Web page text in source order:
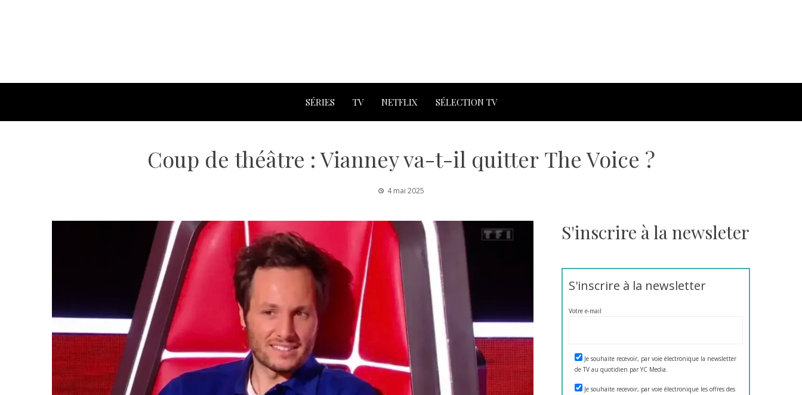
SÉRIES TV NETFLIX SÉLECTION TV
Coup de théâtre : Vianney va-t-il quitter The Voice ?
4 mai 2025
S'inscrire à la newsleter
S'inscrire à la newsletter
Votre e-mail
Je souhaite recevoir, par voie électronique la newsletter
de TV au quotidien par YC Media.
Je souhaite recevoir, par voie électronique les offres des